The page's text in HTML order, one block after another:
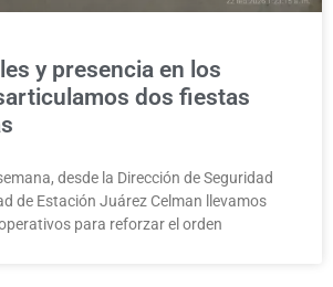
y presencia en los
dos fiestas
desde la Dirección de Seguridad
de Estación Juárez Celman llevamos
para reforzar el orden